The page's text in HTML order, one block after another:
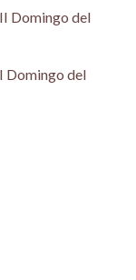
Domingo del
Domingo del